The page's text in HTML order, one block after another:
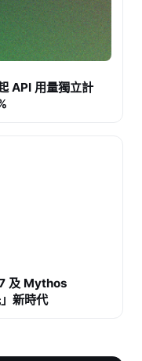
API 用量獨立計
及 Mythos
新時代